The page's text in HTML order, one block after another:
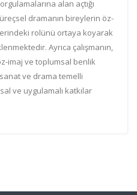
alan açtığı
dramanın bireylerin öz-
rolünü ortaya koyarak
Ayrıca çalışmanın,
imaj ve toplumsal benlik
ve drama temelli
ve uygulamalı katkılar